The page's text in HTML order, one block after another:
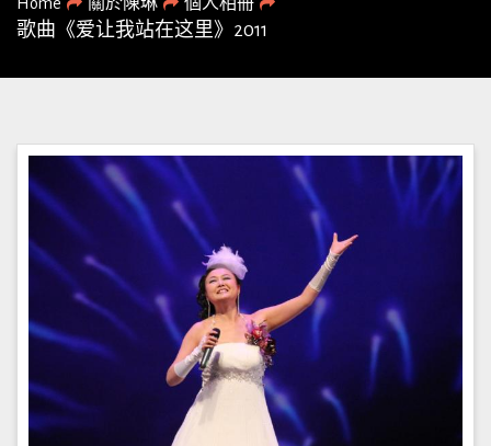
歌曲《爱让我站在这里》2011